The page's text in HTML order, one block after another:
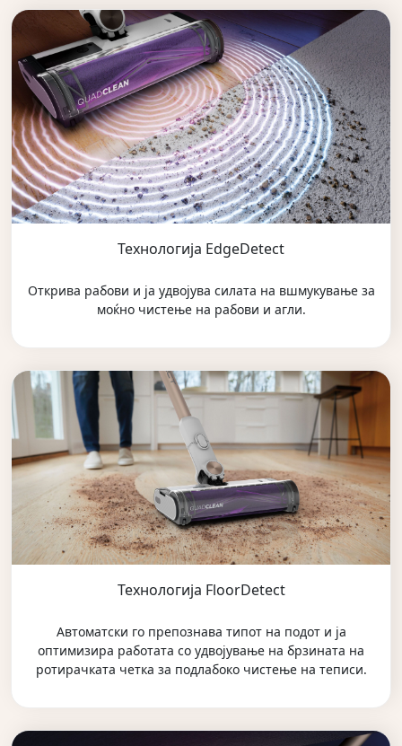
Технологија EdgeDetect
Открива рабови и ја удвојува силата на вшмукување за
моќно чистење на рабови и агли.
Технологија FloorDetect
Автоматски го препознава типот на подот и ја
оптимизира работата со удвојување на брзината на
ротирачката четка за подлабоко чистење на теписи.